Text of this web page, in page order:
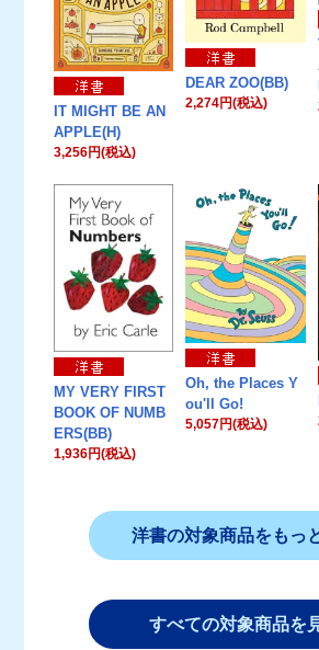
IT MIGHT BE AN
APPLE(H)
3,256円(税込)
DEAR ZOO(BB)
2,274円(税込)
MY VERY FIRST
BOOK OF NUMB
ERS(BB)
1,936円(税込)
Oh, the Places Y
ou'll Go!
5,057円(税込)
洋書の対象商品をもっ
すべての対象商品を